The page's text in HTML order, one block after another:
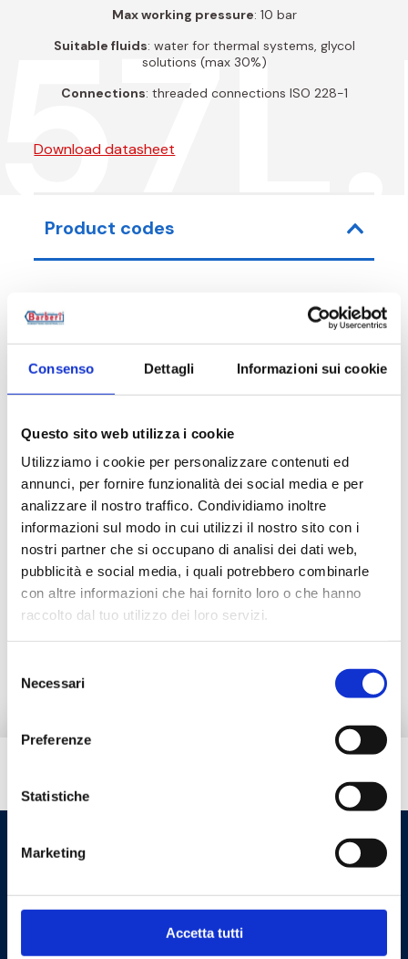
Consenso Dettagli Informazioni sui cookie
Questo sito web utilizza i cookie
Utilizziamo i cookie per personalizzare contenuti ed
annunci, per fornire funzionalità dei social media e per
analizzare il nostro traffico. Condividiamo inoltre
informazioni sul modo in cui utilizzi il nostro sito con i
nostri partner che si occupano di analisi dei dati web,
pubblicità e social media, i quali potrebbero combinarle
con altre informazioni che hai fornito loro o che hanno
raccolto dal tuo utilizzo dei loro servizi.
delNecessari
Preferenze
Statistiche
Marketing
Accetta tutti
Max working pressure: 10 bar
Suitable fluids: water for thermal systems, glycol
solutions (max 30%)
Connections: threaded connections ISO 228-1
Download datasheet
Product codes
Item code Size
P57010N00L G 3/8 M
Description
Documentation